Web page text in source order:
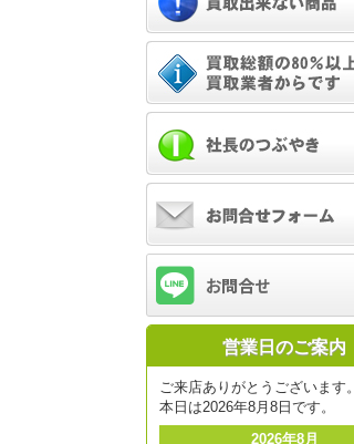
営業日のご案内
ご来店ありがとうございます。
本日は2026年8月8日です。
2026年8月